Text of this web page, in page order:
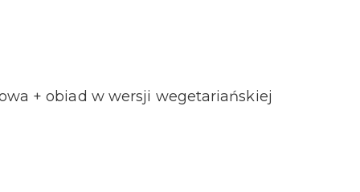
+ obiad w wersji wegetariańskiej